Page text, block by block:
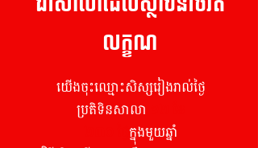
លក្ខណ
យើងចុះឈ្មោះសិស្សរៀងរាល់ថ្ងៃ
ប្រតិទិនសាលា
ក្នុងមួយឆ្នាំ